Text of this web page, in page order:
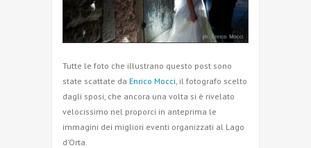
Tutte le foto che illustrano questo post sono
state scattate da Enrico Mocci , il fotografo scelto
dagli sposi, che ancora una volta si è rivelato
velocissimo nel proporci in anteprima le
immagini dei migliori eventi organizzati al Lago
d’Orta.